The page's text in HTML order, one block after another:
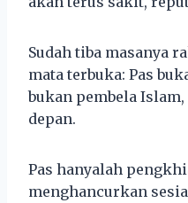
Sudah tiba masanya
mata terbuka: Pas
bukan pembela
depan.
Pas hanyalah
menghancurkan